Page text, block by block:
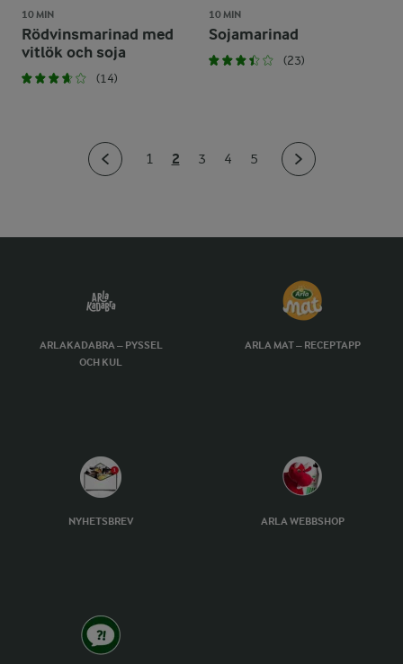
10 MIN
Rödvinsmarinad med
vitlök och soja
(14)
10 MIN
Sojamarinad
(23)
1 2 3 4 5
ARLAKADABRA – PYSSEL
OCH KUL
ARLA MAT – RECEPTAPP
NYHETSBREV ARLA WEBBSHOP